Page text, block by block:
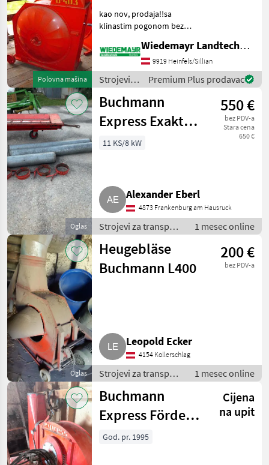
Polovna mašina
kao nov, prodaja!!sa
klinastim pogonom bez
cijena po dogovoru Strojevi
za transport Puhalice
Wiedemayr Landtechnik GmbH
9919 Heinfels/Sillian
Strojevi
za
transport
/
Buchmann
Premium Plus prodavac
Oglas
Buchmann
Express Exakt
2000
550 €
bez PDV-a
Stara cena
650 €
11 KS/8 kW
Alexander Eberl
4873 Frankenburg am Hausruck
Strojevi za transport
/ Puhalice
1 mesec online
Oglas
Heugebläse
Buchmann L400
200 €
bez PDV-a
Leopold Ecker
4154 Kollerschlag
Strojevi za transport
/ Puhalice
1 mesec online
Buchmann
Express Förder-
bzw.
Cijena
na upit
God. pr. 1995